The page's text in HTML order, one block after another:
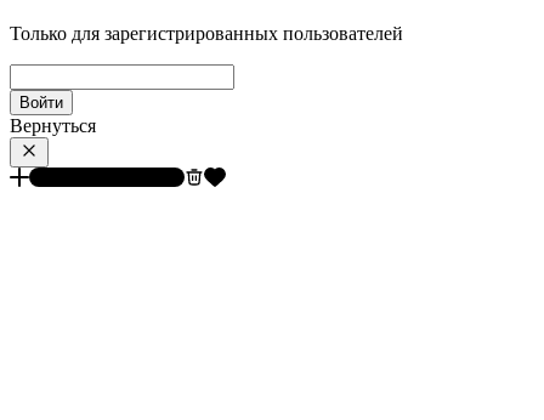
Только для зарегистрированных пользователей
Войти
Вернуться